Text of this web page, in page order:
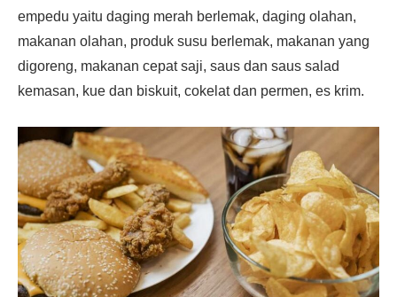
empedu yaitu daging merah berlemak, daging olahan,
makanan olahan, produk susu berlemak, makanan yang
digoreng, makanan cepat saji, saus dan saus salad
kemasan, kue dan biskuit, cokelat dan permen, es krim.